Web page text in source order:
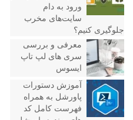
ورود به دام
سایت‌های مخرب
جلوگیری کنیم؟
معرفی و بررسی
سری های لپ تاپ
ایسوس
آموزش دستورات
پاورشل به همراه
فهرست کامل کد